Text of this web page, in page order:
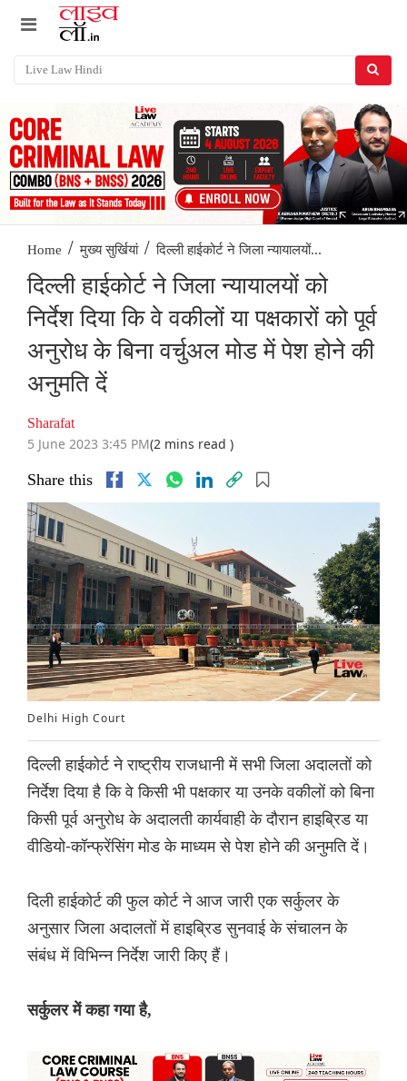
Home / मुख्य सुर्खियां / दिल्ली हाईकोर्ट ने जिला न्यायालयों...
दिल्ली हाईकोर्ट ने जिला न्यायालयों को
निर्देश दिया कि वे वकीलों या पक्षकारों को पूर्व
अनुरोध के बिना वर्चुअल मोड में पेश होने की
अनुमति दें
Sharafat
5 June 2023 3:45 PM(2 mins read )
Share this
Delhi High Court
दिल्ली हाईकोर्ट ने राष्ट्रीय राजधानी में सभी जिला अदालतों को
निर्देश दिया है कि वे किसी भी पक्षकार या उनके वकीलों को बिना
किसी पूर्व अनुरोध के अदालती कार्यवाही के दौरान हाइब्रिड या
वीडियो-कॉन्फ्रेंसिंग मोड के माध्यम से पेश होने की अनुमति दें।
दिली हाईकोर्ट की फुल कोर्ट ने आज जारी एक सर्कुलर के
अनुसार जिला अदालतों में हाइब्रिड सुनवाई के संचालन के
संबंध में विभिन्न निर्देश जारी किए हैं।
सर्कुलर में कहा गया है,